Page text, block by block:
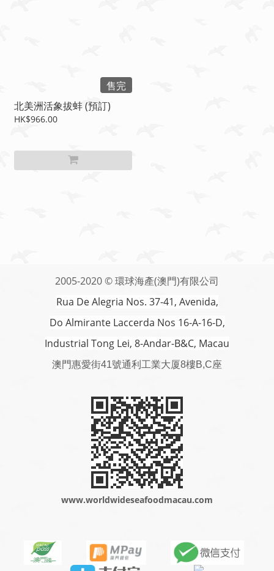
售完
北美洲活象拔蚌 (預訂)
HK$966.00
2005-2020 © 環球海產(澳門)有限公司
Rua De Alegria Nos. 37-41, Avenida,
Do Almirante Laccerda Nos 16-A-16-D,
Industrial Tong Lei, 8-Andar-B&C, Macau
澳門惠愛街41號通利工業大厦8樓B,C座
www.worldwideseafoodmacau.com